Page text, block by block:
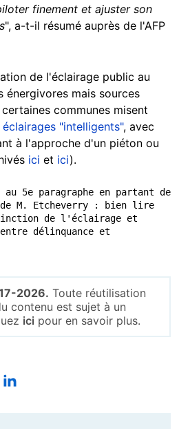
finement et ajuster son
", a-t-il résumé auprès de l'AFP
de l'éclairage public au
énergivores mais sources
certaines communes misent
éclairages "intelligents", avec
à l'approche d'un piéton ou
ici et ici).
5e paragraphe en partant de
M. Etcheverry : bien lire
de l'éclairage et
délinquance et
2026. Toute réutilisation
contenu est sujet à un
ici pour en savoir plus.